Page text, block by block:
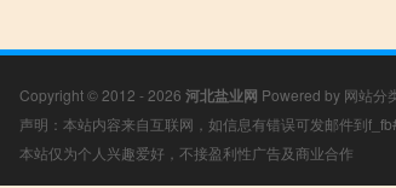
Copyright © 2012 - 2026 河北盐业网 Powered by 网站分
声明：本站内容来自互联网，如信息有错误可发邮件到
本站仅为个人兴趣爱好，不接盈利性广告及商业合作